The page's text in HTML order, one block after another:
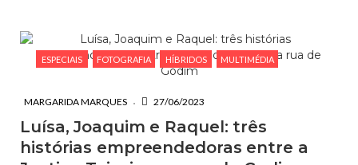
ESPECIAIS FOTOGRAFIA HÍBRIDOS MULTIMÉDIA
MARGARIDA MARQUES 27/06/2023
Luísa, Joaquim e Raquel: três
histórias empreendedoras entre a